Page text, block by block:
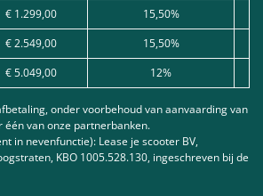
€ 1.299,00
15,50%
€ 2.549,00
15,50%
€ 5.049,00 12%
onder voorbehoud van aanvaarding van
van onze partnerbanken.
in nevenfunctie): Lease je scooter BV,
KBO 1005.528.130, ingeschreven bij de